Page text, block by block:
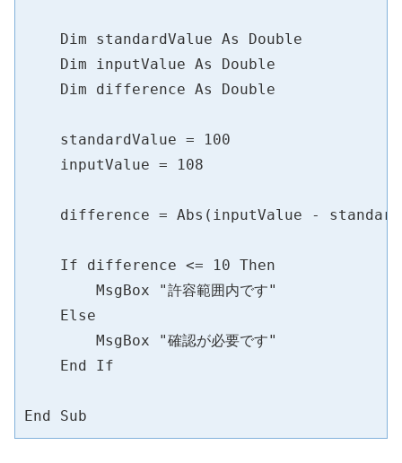
    Dim standardValue As Double
    Dim inputValue As Double
    Dim difference As Double
    standardValue = 100
    inputValue = 108
difference = Abs(inputValue -
    If difference <= 10 Then
        MsgBox "許容範囲内です"
    Else
        MsgBox "確認が必要です"
    End If
End Sub